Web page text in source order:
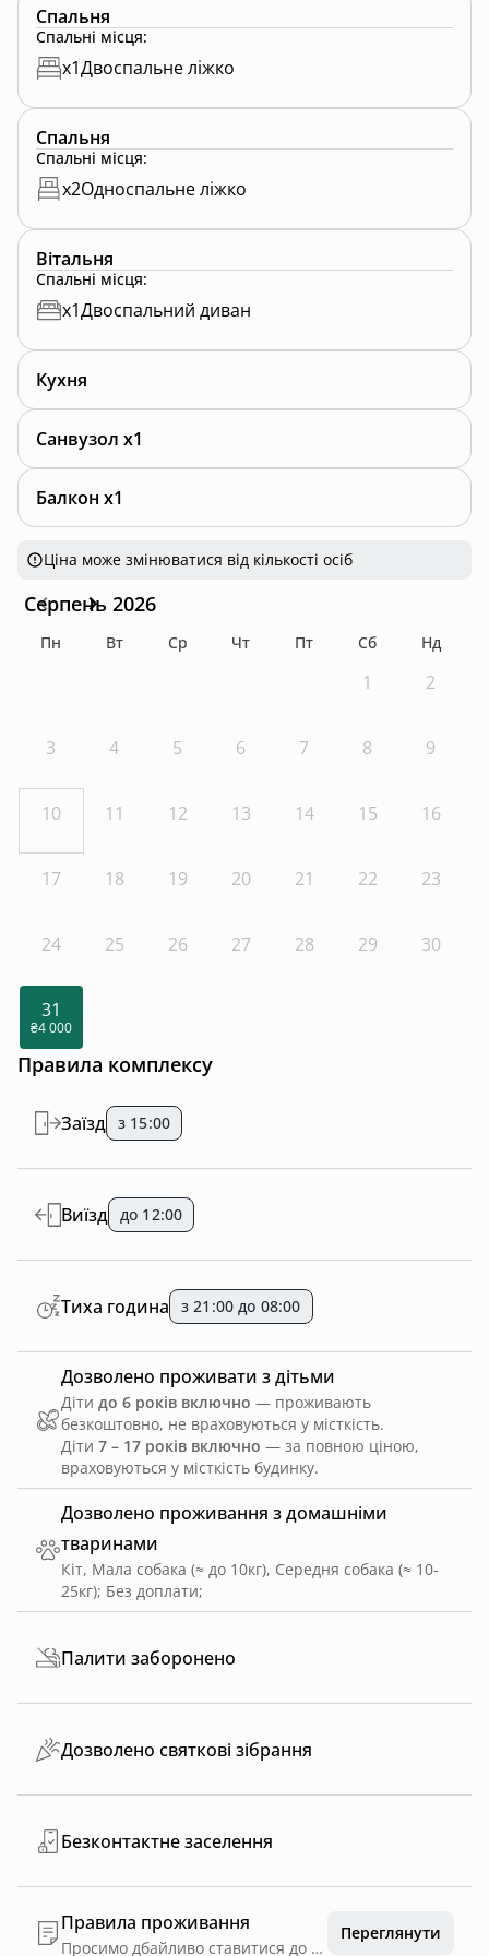
Спальня
Спальні місця:
x1Двоспальне ліжко
Спальня
Спальні місця:
x2Односпальне ліжко
Вітальня
Спальні місця:
x1Двоспальний диван
Кухня
Санвузол x1
Балкон x1
Ціна може змінюватися від кількості осіб
Серпень 2026
Пн Вт Ср Чт Пт Сб Нд
1 2
3 4 5 6 7 8 9
10 11 12 13 14 15 16
17 18 19 20 21 22 23
24 25 26 27 28 29 30
31
₴4 000
Правила комплексу
Дозволено проживання з домашніми
тваринами
Кіт, Мала собака (≈ до 10кг), Середня собака (≈ 10-
25кг); Без доплати;
Заїзд з 15:00
Виїзд до 12:00
Дозволено проживати з дітьми
Діти до 6 років включно — проживають
безкоштовно, не враховуються у місткість.
Діти 7 – 17 років включно — за повною ціною,
враховуються у місткість будинку.
Тиха година з 21:00 до 08:00
Палити заборонено
Дозволено святкові зібрання
Безконтактне заселення
Правила проживання
Просимо дбайливо ставитися до меблів, техніки та інвентарю. У разі пошкодження майна повідомте власника. Заборонено використовувати відкритий вогонь у приміщенні. Мангал використовувати лише у відведеній зоні. Перед виходом перевіряйте вимкнення електроприладів, Підтримуйте порядок у котеджі. Під час проживання з тваринами власники несуть повну відпвідальність за чистоту та можливі пошкодження тваринами майна. У приміщенні паління заборонено. Проживання дозволено лише для кількості осіб, узгодженої під час бронювання. Адміністрація не несе відповідальності за особисті речі гостей. У разі порушення правил власник залишає за собою право припинити проживання без повернення коштів.
Переглянути